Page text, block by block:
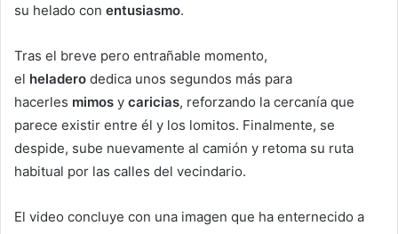
su helado con entusiasmo.
Tras el breve pero entrañable momento,
el heladero dedica unos segundos más para
hacerles mimos y caricias, reforzando la cercanía que
parece existir entre él y los lomitos. Finalmente, se
despide, sube nuevamente al camión y retoma su ruta
habitual por las calles del vecindario.
El video concluye con una imagen que ha enternecido a